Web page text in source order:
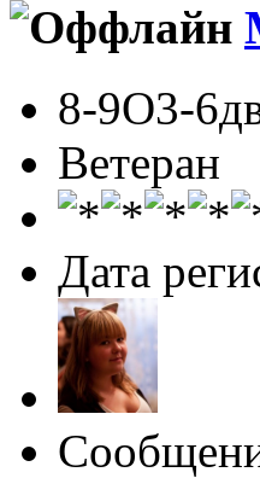
8-9О3-
Ветеран
Дата